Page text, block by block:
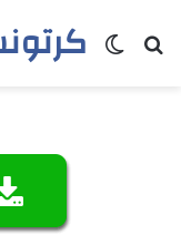
بحث عنالوضع المظلم